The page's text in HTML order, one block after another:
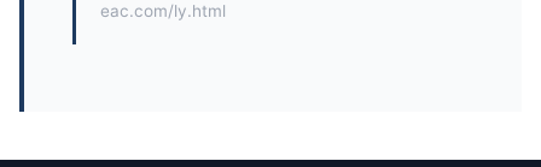
eac.com/ly.html